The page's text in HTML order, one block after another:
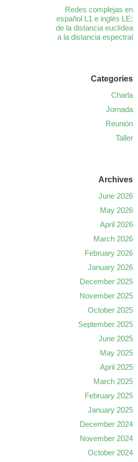
Redes complejas en
español L1 e inglés LE:
de la distancia euclídea
a la distancia espectral
Categories
Charla
Jornada
Reunión
Taller
Archives
June 2026
May 2026
April 2026
March 2026
February 2026
January 2026
December 2025
November 2025
October 2025
September 2025
June 2025
May 2025
April 2025
March 2025
February 2025
January 2025
December 2024
November 2024
October 2024